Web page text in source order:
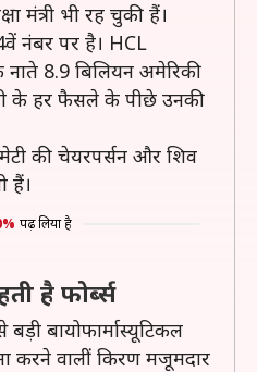
मंत्री भी रह चुकी हैं।
नंबर पर है। HCL
नाते 8.9 बिलियन अमेरिकी
के हर फैसले के पीछे उनकी
की चेयरपर्सन और शिव
हैं।
पढ़ लिया है
है फोर्ब्स
बायोफार्मास्यूटिकल
करने वालीं किरण मजूमदार